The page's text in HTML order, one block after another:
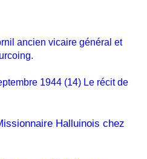
ancien vicaire général et
1944 (14) Le récit de
Halluinois chez